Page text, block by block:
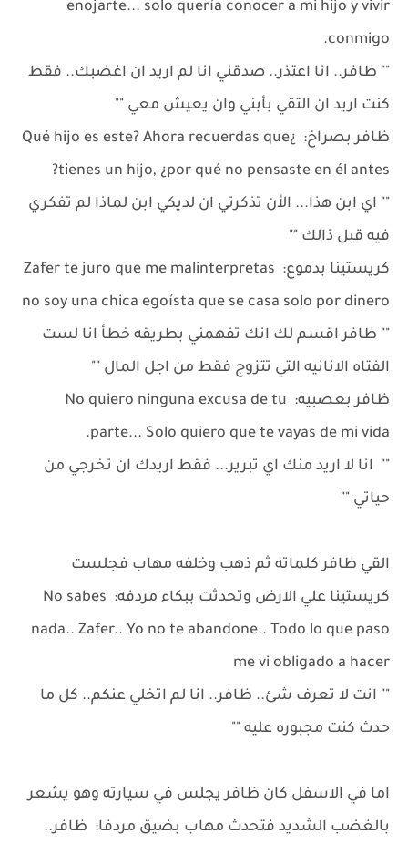
enojarte... solo quería conocer a mi hijo y vivir
conmigo.
"" ظافر.. انا اعتذر.. صدقني انا لم اريد ان اغضبك.. فقط
كنت اريد ان التقي بأبني وان يعيش معي ""
ظافر بصراخ: ¿Qué hijo es este? Ahora recuerdas que
tienes un hijo, ¿por qué no pensaste en él antes?
"" اي ابن هذا... الأن تذكرتي ان لديكي ابن لماذا لم تفكري
فيه قبل ذالك ""
كريستينا بدموع: Zafer te juro que me malinterpretas
no soy una chica egoísta que se casa solo por dinero
"" ظافر اقسم لك انك تفهمني بطريقه خطأ انا لست
الفتاه الانانيه التي تتزوج فقط من اجل المال ""
ظافر بعصبيه: No quiero ninguna excusa de tu
parte... Solo quiero que te vayas de mi vida.
"" انا لا اريد منك اي تبرير... فقط اريدك ان تخرجي من
حياتي ""
القي ظافر كلماته ثم ذهب وخلفه مهاب فجلست
كريستينا علي الارض وتحدثت ببكاء مردفه: No sabes
nada.. Zafer.. Yo no te abandone.. Todo lo que paso
me vi obligado a hacer
"" انت لا تعرف شئ.. ظافر.. انا لم اتخلي عنكم.. كل ما
حدث كنت مجبوره عليه ""
اما في الاسفل كان ظافر يجلس في سيارته وهو يشعر
بالغضب الشديد فتحدث مهاب بضيق مردفا: ظافر..